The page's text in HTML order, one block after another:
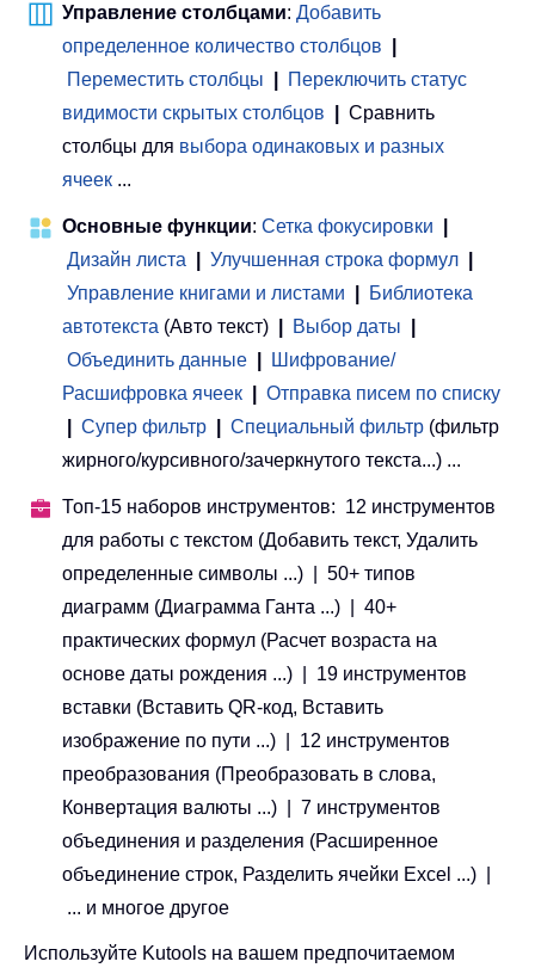
Управление столбцами: Добавить
определенное количество столбцов
Переместить столбцы
Переключить статус
видимости скрытых столбцов
Сравнить
столбцы для выбора одинаковых и разных
ячеек ...
Основные функции: Сетка фокусировки
Дизайн листа
Улучшенная строка формул
Управление книгами и листами
Библиотека
автотекста (Авто текст) Выбор даты
Объединить данные
Шифрование/
Расшифровка ячеек
Отправка писем по списку
Супер фильтр Специальный фильтр (фильтр
жирного/курсивного/зачеркнутого текста...) ...
Топ-15 наборов инструментов: 12 инструментов
для работы с текстом (Добавить текст, Удалить
определенные символы ...) | 50+ типов
диаграмм (Диаграмма Ганта ...) | 40+
практических формул (Расчет возраста на
основе даты рождения ...) | 19 инструментов
вставки (Вставить QR-код, Вставить
изображение по пути ...) | 12 инструментов
преобразования (Преобразовать в слова,
Конвертация валюты ...) | 7 инструментов
объединения и разделения (Расширенное
объединение строк, Разделить ячейки Excel ...) |
... и многое другое
Используйте Kutools на вашем предпочитаемом